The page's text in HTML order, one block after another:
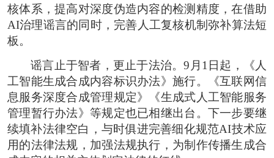
核体系，提高对深度伪造内容的检测精度，在借助
AI治理谣言的同时，完善人工复核机制弥补算法短
板。
谣言止于智者，更止于法治。9月1日起，《人
工智能生成合成内容标识办法》施行。《互联网信
息服务深度合成管理规定》《生成式人工智能服务
管理暂行办法》等规定也已相继出台。下一步要继
续填补法律空白，与时俱进完善细化规范AI技术应
用的法律法规，加强法规执行，为制作传播生成合